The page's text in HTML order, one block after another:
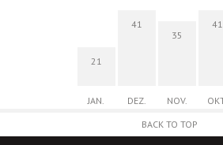
21
JAN.
41
DEZ.
35
NOV.
41
BACK TO TOP